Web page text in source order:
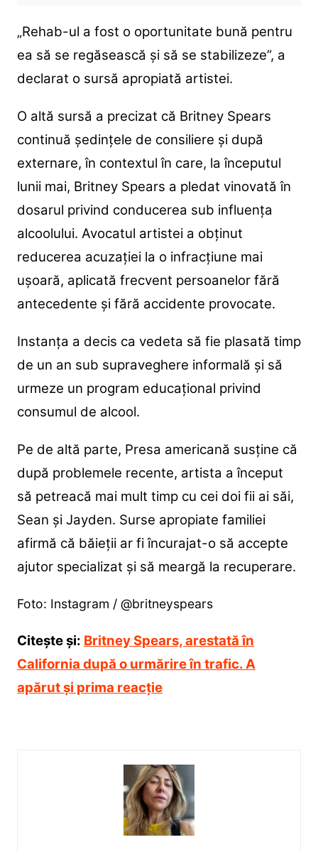
„Rehab-ul a fost o oportunitate bună pentru
ea să se regăsească și să se stabilizeze”, a
declarat o sursă apropiată artistei.
O altă sursă a precizat că Britney Spears
continuă ședințele de consiliere și după
externare, în contextul în care, la începutul
lunii mai, Britney Spears a pledat vinovată în
dosarul privind conducerea sub influența
alcoolului. Avocatul artistei a obținut
reducerea acuzației la o infracțiune mai
ușoară, aplicată frecvent persoanelor fără
antecedente și fără accidente provocate.
Instanța a decis ca vedeta să fie plasată timp
de un an sub supraveghere informală și să
urmeze un program educațional privind
consumul de alcool.
Pe de altă parte, Presa americană susține că
după problemele recente, artista a început
să petreacă mai mult timp cu cei doi fii ai săi,
Sean și Jayden. Surse apropiate familiei
afirmă că băieții ar fi încurajat-o să accepte
ajutor specializat și să meargă la recuperare.
Foto: Instagram / @britneyspears
Citește și: Britney Spears, arestată în
California după o urmărire în trafic. A
apărut și prima reacție